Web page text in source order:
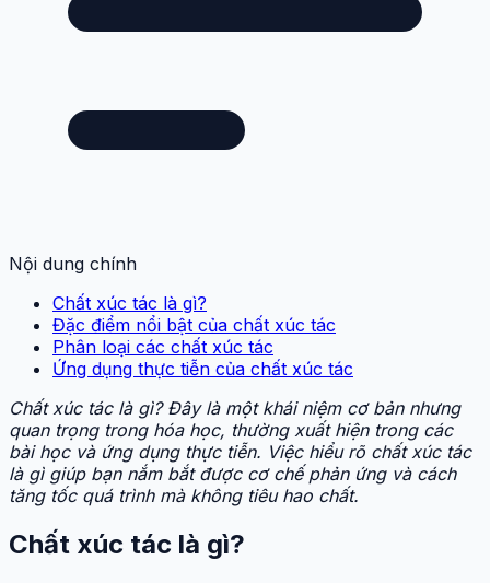
Nội dung chính
Chất xúc tác là gì?
Đặc điểm nổi bật của chất xúc tác
Phân loại các chất xúc tác
Ứng dụng thực tiễn của chất xúc tác
Chất xúc tác là gì? Đây là một khái niệm cơ bản nhưng
quan trọng trong hóa học, thường xuất hiện trong các
bài học và ứng dụng thực tiễn. Việc hiểu rõ chất xúc tác
là gì giúp bạn nắm bắt được cơ chế phản ứng và cách
tăng tốc quá trình mà không tiêu hao chất.
Chất xúc tác là gì?